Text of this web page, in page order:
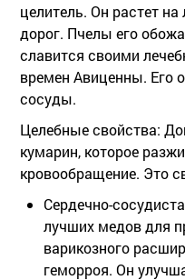
целитель. Он растет на
дорог. Пчелы его
славится своими
времен Авиценны. Его
сосуды.
Целебные свойства:
кумарин, которое
кровообращение. Это
Сердечно-
лучших медов для
варикозного
геморроя. Он